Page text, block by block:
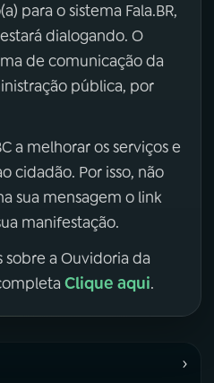
para o sistema Fala.BR,
dialogando. O
de comunicação da
pública, por
a melhorar os serviços e
cidadão. Por isso, não
sua mensagem o link
manifestação.
sobre a Ouvidoria da
Clique aqui.
›